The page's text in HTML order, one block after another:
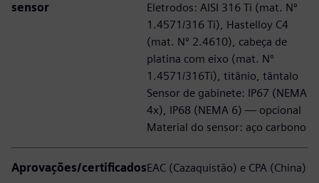
sensor
Eletrodos: AISI 316 Ti (mat. Nº
1.4571/316 Ti), Hastelloy C4
(mat. Nº 2.4610), cabeça de
platina com eixo (mat. Nº
1.4571/316Ti), titânio, tântalo
Sensor de gabinete: IP67 (NEMA
4x), IP68 (NEMA 6) — opcional
Material do sensor: aço carbono
Aprovações/certificadosEAC (Cazaquistão) e CPA (China)